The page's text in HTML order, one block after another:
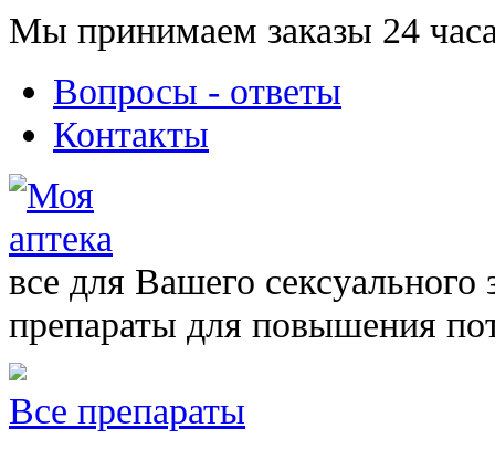
Мы принимаем заказы 24
Вопросы - ответы
Контакты
все для Вашего сексуального
препараты для повышения
Все препараты